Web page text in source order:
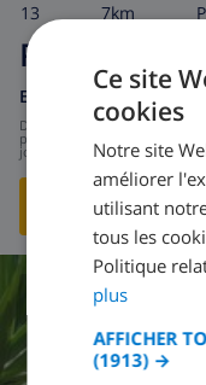
13 7km
Poppy
Espagne Costa Brava
par
jour 178,81
/ 10 |
Ce site
cookies
Notre site
améliorer
utilisant
tous les
Politique
plus
AFFICHER
(1913) →